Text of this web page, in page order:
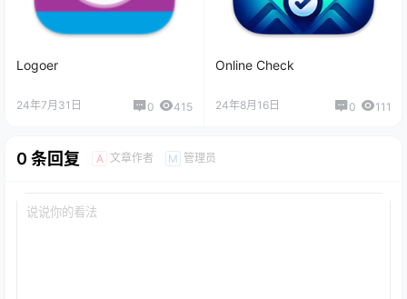
Logoer
24年7月31日 0 415
Online Check
24年8月16日 0 111
0 条回复 A 文章作者 M 管理员